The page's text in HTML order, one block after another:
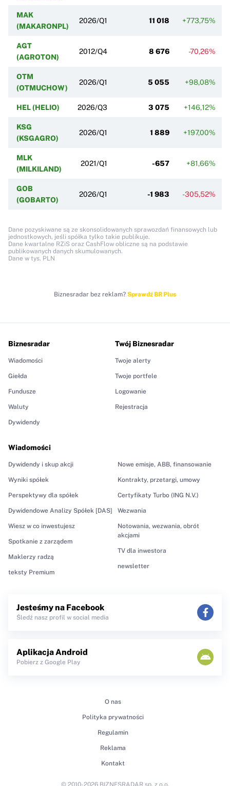
MAK
(MAKARONPL)
2026/Q1 11 018 +773,75%
AGT
(AGROTON)
2012/Q4 8 676 -70,26%
OTM
(OTMUCHOW)
2026/Q1 5 055 +98,08%
HEL (HELIO) 2026/Q3 3 075 +146,12%
KSG
(KSGAGRO)
2026/Q1 1 889 +197,00%
MLK
(MILKILAND)
2021/Q1 -657 +81,66%
GOB
(GOBARTO)
2026/Q1 -1 983 -305,52%
Dane pozyskiwane są ze skonsolidowanych sprawozdań finansowych lub
jednostkowych, jeśli spółka tylko takie publikuje.
Dane kwartalne RZiS oraz CashFlow obliczne są na podstawie
publikowanych danych skumulowanych.
Dane w tys. PLN
Biznesradar bez reklam? Sprawdź BR Plus
Biznesradar
Wiadomości
Giełda
Fundusze
Waluty
Dywidendy
Wiadomości
Dywidendy i skup akcji
Wyniki spółek
Perspektywy dla spółek
Dywidendowe Analizy Spółek [DAS]
Wiesz w co inwestujesz
Spotkanie z zarządem
Maklerzy radzą
teksty Premium
Nowe emisje, ABB, finansowanie
Kontrakty, przetargi, umowy
Certyfikaty Turbo (ING N.V.)
Wezwania
Notowania, wezwania, obrót
akcjami
TV dla inwestora
newsletter
Twój Biznesradar
Twoje alerty
Twoje portfele
Logowanie
Rejestracja
Jesteśmy na Facebook
Śledź nasz profil w social media
Aplikacja Android
Pobierz z Google Play
O nas
Polityka prywatności
Regulamin
Reklama
Kontakt
© 2010-2026 BIZNESRADAR sp. z o.o.